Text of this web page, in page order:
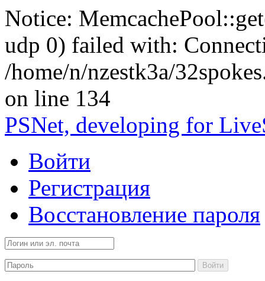
Notice:
udp 0) failed with:
/home/n/nzestk3a/
on line 134
PSNet, developing for
Войти
Регистрация
Восстановление пароля
Войти